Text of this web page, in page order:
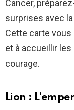
Cancer,
surprises avec la
Cette carte
et à accueillir
courage.
Lion :